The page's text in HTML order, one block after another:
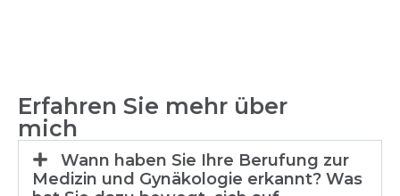
Erfahren Sie mehr über
mich
Wann haben Sie Ihre Berufung zur
Medizin und Gynäkologie erkannt? Was